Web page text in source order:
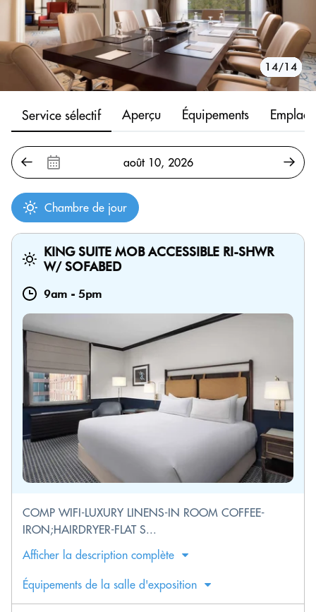
1/14
2/14
3/14
4/14
5/14
6/14
7/14
8/14
9/14
10/14
11/14
12/14
13/14
14/14
Service sélectif Aperçu Équipements
Chambre de jour
KING SUITE MOB ACCESSIBLE RI-SHWR
W/ SOFABED
9am - 5pm
COMP WIFI-LUXURY LINENS-IN ROOM COFFEE-
IRON;HAIRDRYER-FLAT S...
Afficher la description complète
Équipements de la salle d'exposition